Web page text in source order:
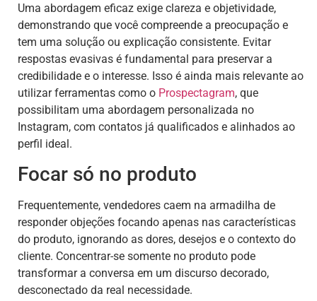
Uma abordagem eficaz exige clareza e objetividade,
demonstrando que você compreende a preocupação e
tem uma solução ou explicação consistente. Evitar
respostas evasivas é fundamental para preservar a
credibilidade e o interesse. Isso é ainda mais relevante ao
utilizar ferramentas como o Prospectagram, que
possibilitam uma abordagem personalizada no
Instagram, com contatos já qualificados e alinhados ao
perfil ideal.
Focar só no produto
Frequentemente, vendedores caem na armadilha de
responder objeções focando apenas nas características
do produto, ignorando as dores, desejos e o contexto do
cliente. Concentrar-se somente no produto pode
transformar a conversa em um discurso decorado,
desconectado da real necessidade.